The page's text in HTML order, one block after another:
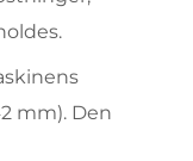
mm). Den